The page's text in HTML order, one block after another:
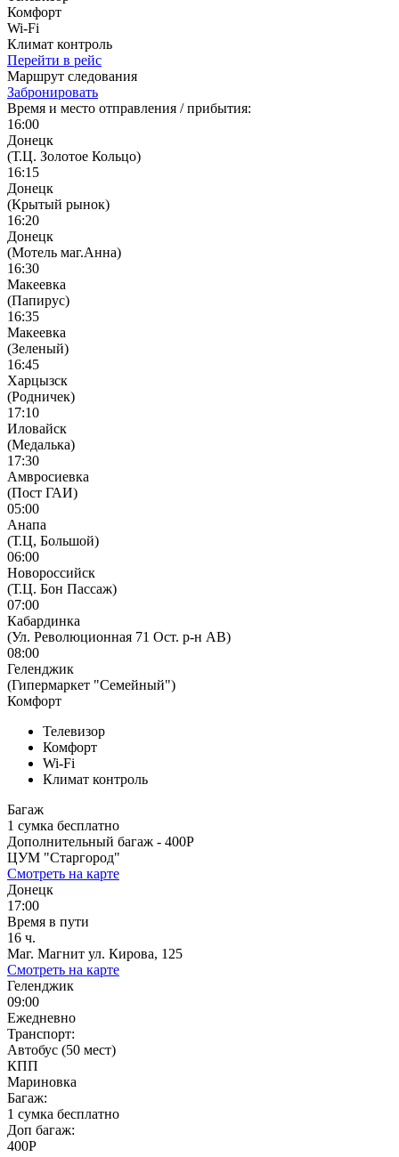
Комфорт
Wi-Fi
Климат контроль
Перейти в рейс
Маршрут следования
Забронировать
Время и место отправления / прибытия:
16:00
Донецк
(Т.Ц. Золотое Кольцо)
16:15
Донецк
(Крытый рынок)
16:20
Донецк
(Мотель маг.Анна)
16:30
Макеевка
(Папирус)
16:35
Макеевка
(Зеленый)
16:45
Харцызск
(Родничек)
17:10
Иловайск
(Медалька)
17:30
Амвросиевка
(Пост ГАИ)
05:00
Анапа
(Т.Ц, Большой)
06:00
Новороссийск
(Т.Ц. Бон Пассаж)
07:00
Кабардинка
(Ул. Революционная 71 Ост. р-н АВ)
08:00
Геленджик
(Гипермаркет "Семейный")
Комфорт
Телевизор
Комфорт
Wi-Fi
Климат контроль
Багаж
1 сумка бесплатно
Дополнительный багаж - 400Р
ЦУМ "Старгород"
Смотреть на карте
Донецк
17:00
Время в пути
16 ч.
Маг. Магнит ул. Кирова, 125
Смотреть на карте
Геленджик
09:00
Ежедневно
Транспорт:
Автобус (50 мест)
КПП
Мариновка
Багаж:
1 сумка бесплатно
Доп багаж:
400Р